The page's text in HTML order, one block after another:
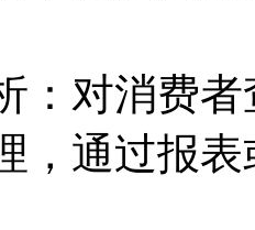
对消费者
，通过报